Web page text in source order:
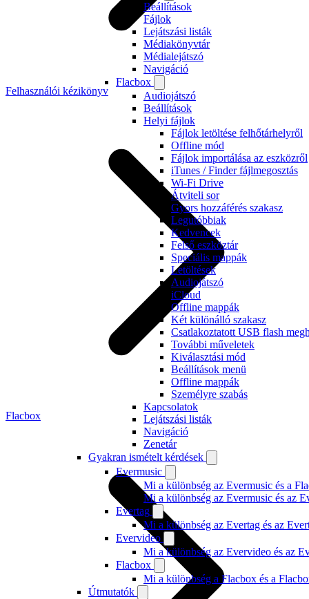
Beállítások
Fájlok
Lejátszási listák
Médiakönyvtár
Médialejátszó
Navigáció
Flacbox
Audiojátszó
Beállítások
Helyi fájlok
Fájlok letöltése felhőtárhelyről
Offline mód
Fájlok importálása az eszközről
iTunes / Finder fájlmegosztás
Wi-Fi Drive
Átviteli sor
Gyors hozzáférés szakasz
Legutóbbiak
Kedvencek
Felső eszköztár
Speciális mappák
Letöltések
Audiojátszó
iCloud
Offline mappák
Két különálló szakasz
Csatlakoztatott USB flash
További műveletek
Kiválasztási mód
Beállítások menü
Offline mappák
Személyre szabás
Kapcsolatok
Lejátszási listák
Navigáció
Zenetár
Gyakran ismételt kérdések
Evermusic
Mi a különbség az Evermusic és a
Mi a különbség az Evermusic és az
Evertag
Mi a különbség az Evertag és az
Evervideo
Mi a különbség az Evervideo és az
Flacbox
Mi a különbség a Flacbox és a
Útmutatók
Felhasználói kézikönyv
Flacbox